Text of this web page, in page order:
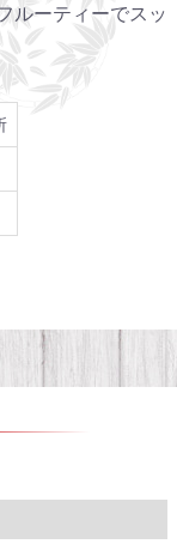
ルーティーでスッ